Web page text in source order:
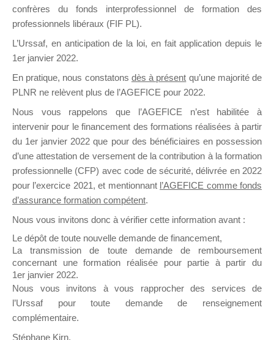
DIRIGEANT
il y a un mois
Ce groupe est destiné aux Organismes de
Formation qui souhaitent répondre à l’Appel à
Propositions Mallette du Dirigeant.
Ce groupe propose un forum dédié au support
sur lequel il est possible de laisser un message
ou poser une question.
NB : Il est nécessaire d’être
pouvoir rejoindre ce groupe
confrères du fonds interprofessionnel de formation des
professionnels libéraux (FIF PL).
L’Urssaf, en anticipation de la loi, en fait application depuis le
1er janvier 2022.
En pratique, nous constatons dès à présent qu’une majorité de
PLNR ne relèvent plus de l’AGEFICE pour 2022.
Nous vous rappelons que l’AGEFICE n’est habilitée à
intervenir pour le financement des formations réalisées à partir
du 1er janvier 2022 que pour des bénéficiaires en possession
d’une attestation de versement de la contribution à la formation
professionnelle (CFP) avec code de sécurité, délivrée en 2022
pour l’exercice 2021, et mentionnant l’AGEFICE comme fonds
d’assurance formation compétent.
Nous vous invitons donc à vérifier cette information avant :
Le dépôt de toute nouvelle demande de financement,
La transmission de toute demande de remboursement
concernant une formation réalisée pour partie à partir du
1er janvier 2022.
Nous vous invitons à vous rapprocher des services de
l’Urssaf pour toute demande de renseignement
complémentaire.
Stéphane Kirn,